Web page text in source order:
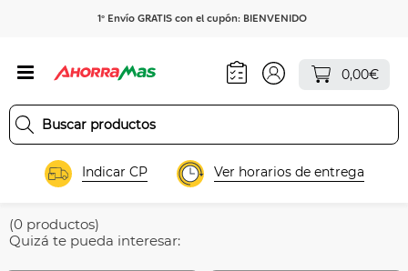
1º Envío GRATIS con el cupón: BIENVENIDO
0,00€
Indicar CP Ver horarios de entrega
(0 productos)
Quizá te pueda interesar: